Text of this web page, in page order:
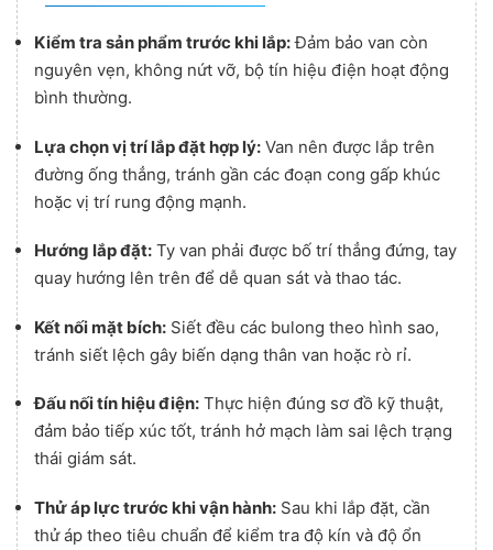
Kiểm tra sản phẩm trước khi lắp:Đảm bảo van còn
nguyên vẹn, không nứt vỡ, bộ tín hiệu điện hoạt động
bình thường.
Lựa chọn vị trí lắp đặt hợp lý: Van nên được lắp trên
đường ống thẳng, tránh gần các đoạn cong gấp khúc
hoặc vị trí rung động mạnh.
Hướng lắp đặt: Ty van phải được bố trí thẳng đứng, tay
quay hướng lên trên để dễ quan sát và thao tác.
Kết nối mặt bích: Siết đều các bulong theo hình sao,
tránh siết lệch gây biến dạng thân van hoặc rò rỉ.
Đấu nối tín hiệu điện: Thực hiện đúng sơ đồ kỹ thuật,
đảm bảo tiếp xúc tốt, tránh hở mạch làm sai lệch trạng
thái giám sát.
Thử áp lực trước khi vận hành: Sau khi lắp đặt, cần
thử áp theo tiêu chuẩn để kiểm tra độ kín và độ ổn